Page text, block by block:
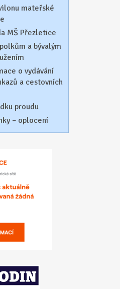
mateřské
MŠ Přezletice
a bývalým
o vydávání
a cestovních
proudu
– oplocení